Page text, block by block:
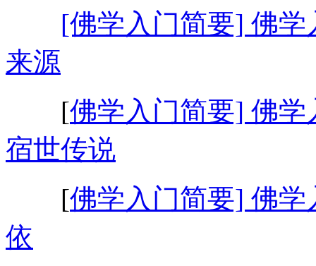
[佛学入门简要] 佛
来源
[佛学入门简要] 佛
宿世传说
[佛学入门简要] 佛
依